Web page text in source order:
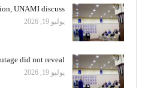
UNAMI discuss…
يوليو 19, 2026
did not reveal…
يوليو 19, 2026